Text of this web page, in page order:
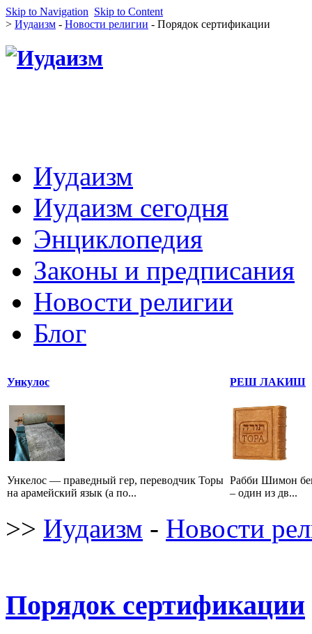
Skip to Navigation Skip to Content
> Иудаизм - Новости религии - Порядок сертификации
Иудаизм
Иудаизм сегодня
Энциклопедия
Законы и предписания
Новости религии
Блог
Ункулос
Ункелос — праведный гер, переводчик Торы
на арамейский язык (а по...
РЕШ ЛАКИШ
Рабби Шимон
– один из дв...
>> Иудаизм - Новости
Порядок сертификации